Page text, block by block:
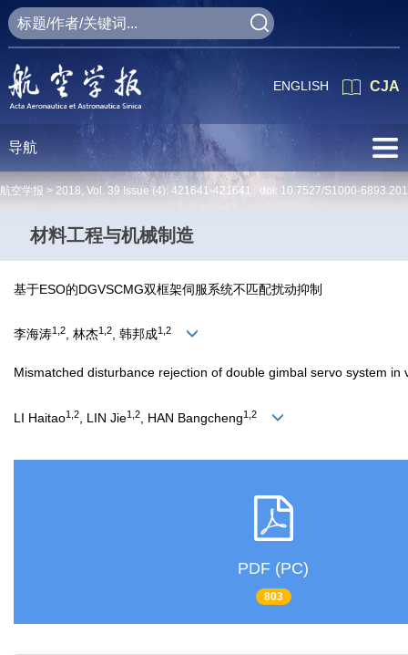
CJA
ENGLISH
导航
航空学报 > 2018, Vol. 39 Issue (4): 421641-421641 doi: 10.7527/S1000-
材料工程与机械制造
基于ESO的DGVSCMG双框架伺服系统不匹配扰动抑制
李海涛1,2, 林杰1,2, 韩邦成1,2
Mismatched disturbance rejection of double gimbal servo system
LI Haitao1,2 , LIN Jie1,2 , HAN Bangcheng1,2
PDF (PC)
803